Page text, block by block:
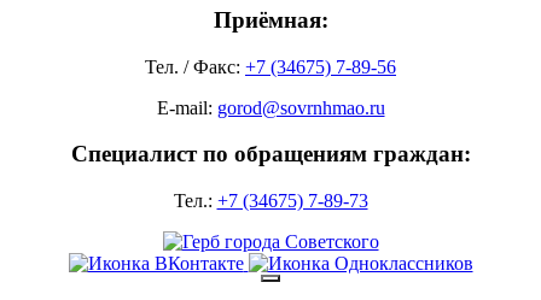
Приёмная:
Тел. / Факс: +7 (34675) 7-89-56
E-mail: gorod@sovrnhmao.ru
Специалист по обращениям граждан:
Тел.: +7 (34675) 7-89-73